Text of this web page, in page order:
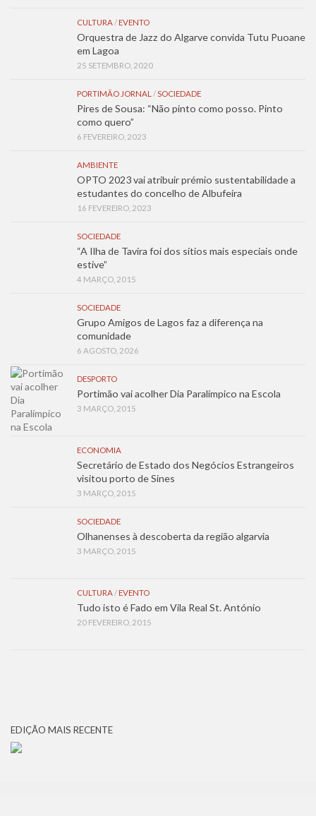
CULTURA / EVENTO
Orquestra de Jazz do Algarve convida Tutu Puoane
em Lagoa
25 SETEMBRO, 2020
PORTIMÃO JORNAL / SOCIEDADE
Pires de Sousa: “Não pinto como posso. Pinto
como quero”
6 FEVEREIRO, 2023
AMBIENTE
OPTO 2023 vai atribuir prémio sustentabilidade a
estudantes do concelho de Albufeira
16 FEVEREIRO, 2023
SOCIEDADE
“A Ilha de Tavira foi dos sítios mais especiais onde
estive”
4 MARÇO, 2015
SOCIEDADE
Grupo Amigos de Lagos faz a diferença na
comunidade
6 AGOSTO, 2026
DESPORTO
Portimão vai acolher Dia Paralímpico na Escola
3 MARÇO, 2015
ECONOMIA
Secretário de Estado dos Negócios Estrangeiros
visitou porto de Sines
3 MARÇO, 2015
SOCIEDADE
Olhanenses à descoberta da região algarvia
3 MARÇO, 2015
CULTURA / EVENTO
Tudo isto é Fado em Vila Real St. António
20 FEVEREIRO, 2015
EDIÇÃO MAIS RECENTE